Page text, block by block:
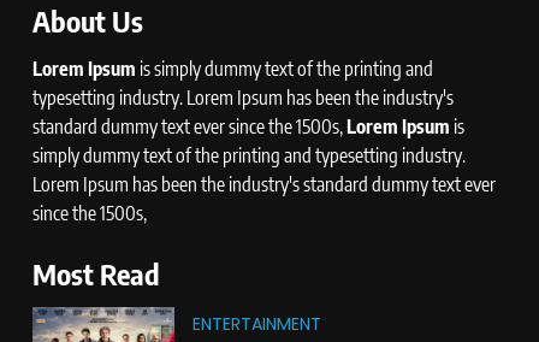
About Us
Lorem Ipsum is simply dummy text of the printing and
typesetting industry. Lorem Ipsum has been the industry's
standard dummy text ever since the 1500s,Lorem Ipsum is
simply dummy text of the printing and typesetting industry.
Lorem Ipsum has been the industry's standard dummy text ever
since the 1500s,
Most Read
ENTERTAINMENT